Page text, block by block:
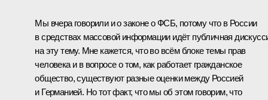
Мы вчера говорили и о законе о ФСБ, потому что в России
в средствах массовой информации идёт публичная
на эту тему. Мне кажется, что во всём блоке темы прав
человека и в вопросе о том, как работает гражданское
общество, существуют разные оценки между Россией
и Германией. Но тот факт, что мы об этом говорим, что